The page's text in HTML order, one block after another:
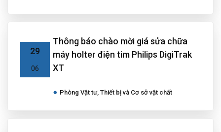
29
06
Thông báo chào mời giá sửa chữa
máy holter điện tim Philips DigiTrak
XT
Phòng Vật tư, Thiết bị và Cơ sở vật chất